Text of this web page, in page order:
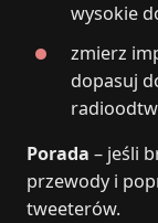
wysokie
zmierz
dopasuj
Porada – jeśli
przewody i
tweeterów.